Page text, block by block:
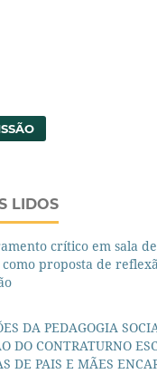
LIDOS
crítico em sala
proposta de
DA PEDAGOGIA
DO CONTRATURNO
DE PAIS E MÃES